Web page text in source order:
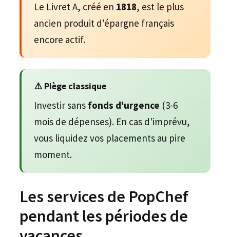
Le Livret A, créé en 1818, est le plus
ancien produit d'épargne français
encore actif.
⚠️ Piège classique
Investir sans fonds d'urgence (3-6
mois de dépenses). En cas d'imprévu,
vous liquidez vos placements au pire
moment.
Les services de PopChef
pendant les périodes de